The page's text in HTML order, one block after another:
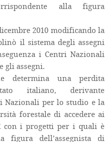
alla figura
2010 modificando la
il sistema degli assegni
i Centri Nazionali
gli assegni.
determina una perdita
italiano, derivante
Nazionali per lo studio e la
forestale di accedere ai
con i progetti per i quali è
figura dell’assegnista di